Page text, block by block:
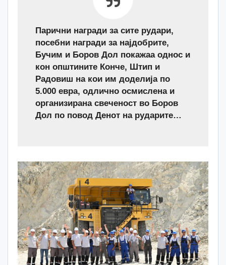
Парични награди за сите рудари,
посебни награди за најдобрите,
Бучим и Боров Дол покажаа однос и
кон општините Конче, Штип и
Радовиш на кои им доделија по
5.000 евра, одлично осмислена и
организирана свеченост во Боров
Дол по повод Денот на рударите…